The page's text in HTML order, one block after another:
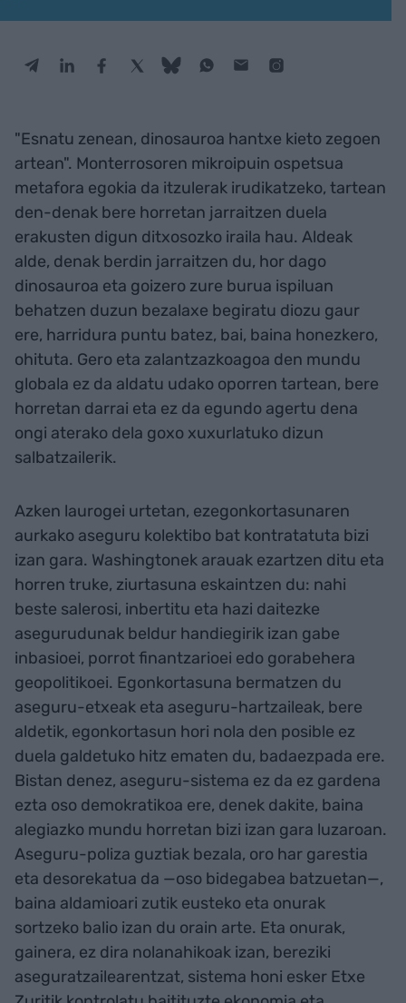
"Esnatu zenean, dinosauroa hantxe kieto zegoen
artean". Monterrosoren mikroipuin ospetsua
metafora egokia da itzulerak irudikatzeko, tartean
den-denak bere horretan jarraitzen duela
erakusten digun ditxosozko iraila hau. Aldeak
alde, denak berdin jarraitzen du, hor dago
dinosauroa eta goizero zure burua ispiluan
behatzen duzun bezalaxe begiratu diozu gaur
ere, harridura puntu batez, bai, baina honezkero,
ohituta. Gero eta zalantzazkoagoa den mundu
globala ez da aldatu udako oporren tartean, bere
horretan darrai eta ez da egundo agertu dena
ongi aterako dela goxo xuxurlatuko dizun
salbatzailerik.
Azken laurogei urtetan, ezegonkortasunaren
aurkako aseguru kolektibo bat kontratatuta bizi
izan gara. Washingtonek arauak ezartzen ditu eta
horren truke, ziurtasuna eskaintzen du: nahi
beste salerosi, inbertitu eta hazi daitezke
asegurudunak beldur handiegirik izan gabe
inbasioei, porrot finantzarioei edo gorabehera
geopolitikoei. Egonkortasuna bermatzen du
aseguru-etxeak eta aseguru-hartzaileak, bere
aldetik, egonkortasun hori nola den posible ez
duela galdetuko hitz ematen du, badaezpada ere.
Bistan denez, aseguru-sistema ez da ez gardena
ezta oso demokratikoa ere, denek dakite, baina
alegiazko mundu horretan bizi izan gara luzaroan.
Aseguru-poliza guztiak bezala, oro har garestia
eta desorekatua da —oso bidegabea batzuetan—,
baina aldamioari zutik eusteko eta onurak
sortzeko balio izan du orain arte. Eta onurak,
gainera, ez dira nolanahikoak izan, bereziki
aseguratzailearentzat, sistema honi esker Etxe